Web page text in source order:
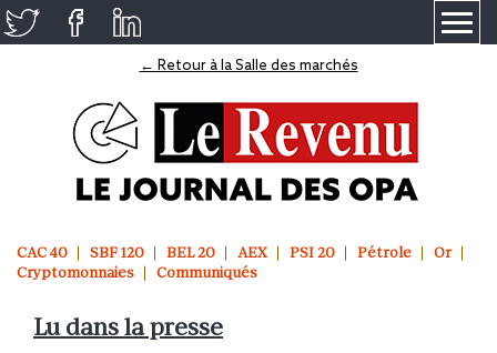
← Retour à la Salle des marchés
CAC 40 SBF 120 BEL 20 AEX PSI 20 Pétrole
Or
Cryptomonnaies
Communiqués
Lu dans la presse